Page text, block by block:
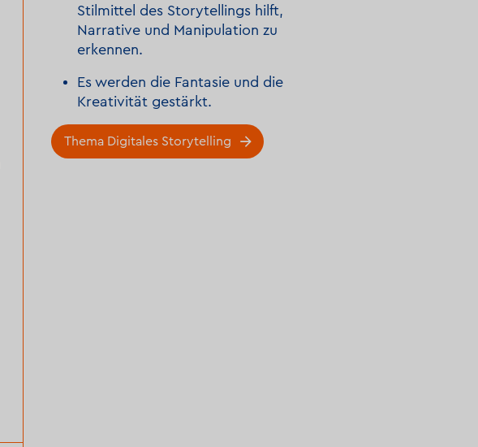
Stilmittel des Storytellings hilft,
Narrative und Manipulation zu
erkennen.
Es werden die Fantasie und die
Kreativität gestärkt.
Thema Digitales Storytelling